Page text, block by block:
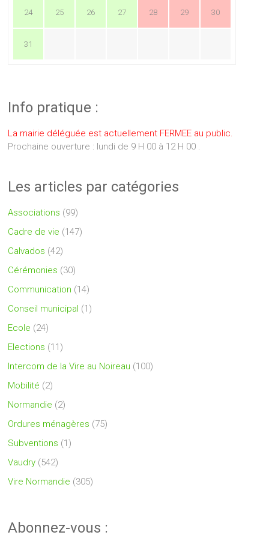
24 25 26 27 28 29 30
31
Info pratique :
La mairie déléguée est actuellement FERMEE au public.
Prochaine ouverture : lundi de 9 H 00 à 12 H 00 .
Les articles par catégories
Associations (99)
Cadre de vie (147)
Calvados (42)
Cérémonies (30)
Communication (14)
Conseil municipal (1)
Ecole (24)
Elections (11)
Intercom de la Vire au Noireau (100)
Mobilité (2)
Normandie (2)
Ordures ménagères (75)
Subventions (1)
Vaudry (542)
Vire Normandie (305)
Abonnez-vous :